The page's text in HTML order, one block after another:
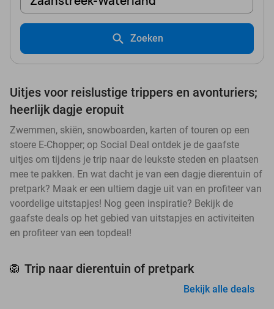
Zoeken
Uitjes voor reislustige trippers en avonturiers;
heerlijk dagje eropuit
Zwemmen, skiën, snowboarden, karten of touren op een
stoere E-Chopper; op Social Deal ontdek je de gaafste
uitjes om tijdens je trip naar de leukste steden en plaatsen
mee te pakken. En wat dacht je van een dagje dierentuin of
pretpark? Maak er een ultiem dagje uit van en profiteer van
voordelige uitstapjes! Nog geen inspiratie? Bekijk de
gaafste deals op het gebied van uitstapjes en activiteiten
en profiteer van een topdeal!
🦁 Trip naar dierentuin of pretpark
Bekijk alle deals